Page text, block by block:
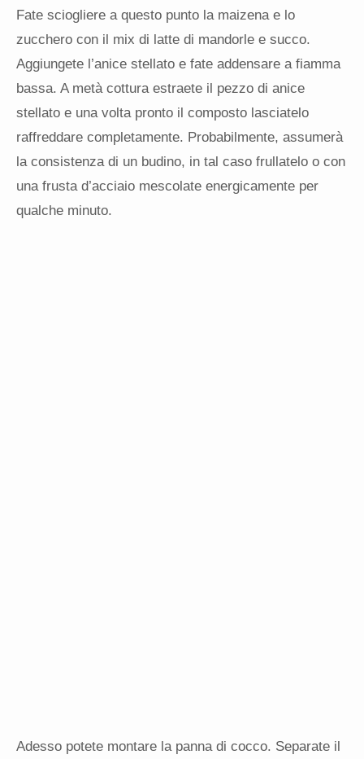
Fate sciogliere a questo punto la maizena e lo
zucchero con il mix di latte di mandorle e succo.
Aggiungete l’anice stellato e fate addensare a fiamma
bassa. A metà cottura estraete il pezzo di anice
stellato e una volta pronto il composto lasciatelo
raffreddare completamente. Probabilmente, assumerà
la consistenza di un budino, in tal caso frullatelo o con
una frusta d’acciaio mescolate energicamente per
qualche minuto.
Adesso potete montare la panna di cocco. Separate il